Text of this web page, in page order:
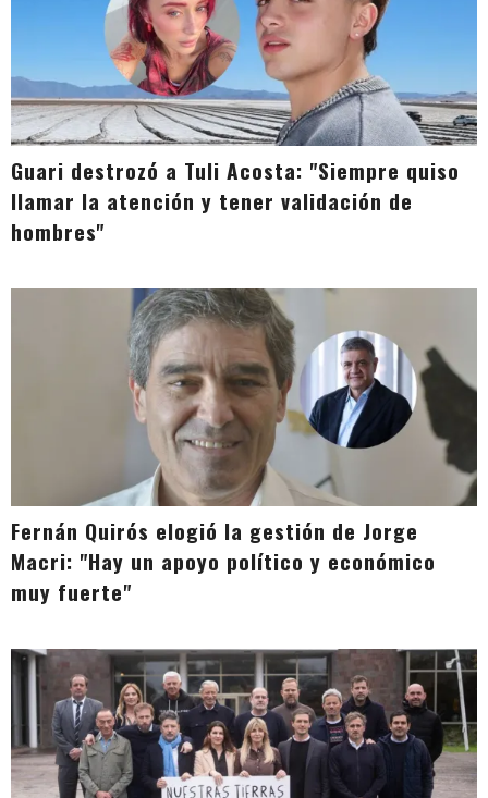
Guari destrozó a Tuli Acosta: "Siempre quiso
llamar la atención y tener validación de
hombres"
Fernán Quirós elogió la gestión de Jorge
Macri: "Hay un apoyo político y económico
muy fuerte"